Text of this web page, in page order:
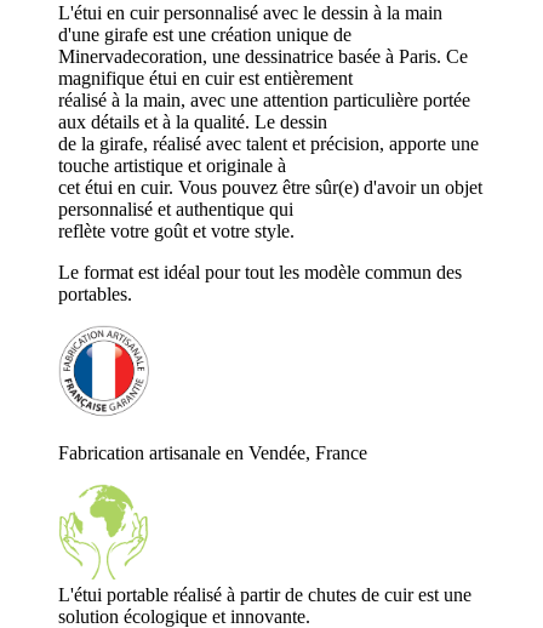
L'étui en cuir personnalisé avec le dessin à la main
d'une girafe est une création unique de
Minervadecoration, une dessinatrice basée à Paris. Ce
magnifique étui en cuir est entièrement
réalisé à la main, avec une attention particulière portée
aux détails et à la qualité. Le dessin
de la girafe, réalisé avec talent et précision, apporte une
touche artistique et originale à
cet étui en cuir. Vous pouvez être sûr(e) d'avoir un objet
personnalisé et authentique qui
reflète votre goût et votre style.
Le format est idéal pour tout les modèle commun des
portables.
Fabrication artisanale en Vendée, France
L'étui portable réalisé à partir de chutes de cuir est une
solution écologique et innovante.